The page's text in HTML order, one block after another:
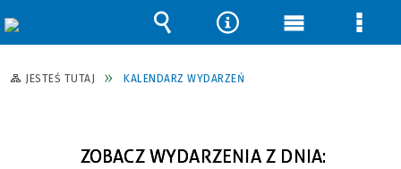
JESTEŚ TUTAJ KALENDARZ WYDARZEŃ
ZOBACZ WYDARZENIA Z DNIA:
Wyszukiwarka
Narzędzia
Menu Menu